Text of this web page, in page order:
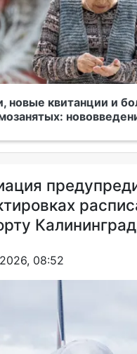
новые квитанции и
08:52